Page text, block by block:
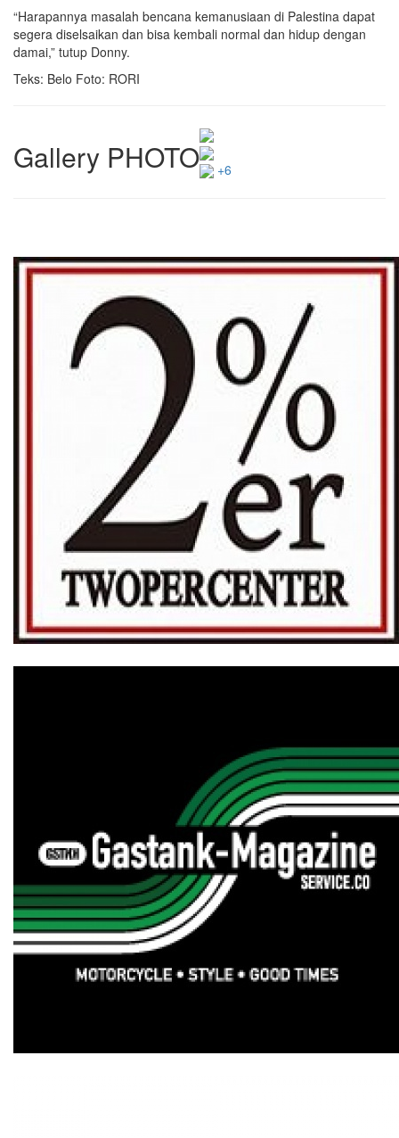
“Harapannya masalah bencana kemanusiaan di Palestina dapat
segera diselsaikan dan bisa kembali normal dan hidup dengan
damai,” tutup Donny.
Teks: Belo Foto: RORI
Gallery PHOTO +6